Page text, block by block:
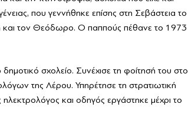
που γεννήθηκε επίσης στη Σεβάστεια το
και τον Θεόδωρο. Ο παππούς πέθανε το 1973
σχολείο. Συνέχισε τη φοίτησή του στο
της Λέρου. Υπηρέτησε τη στρατιωτική
και οδηγός εργάστηκε μέχρι το